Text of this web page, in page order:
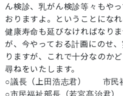
ん検診、乳がん検診等々もや
おりますよ。ということにな
健康寿命も延びなければなり
が、今やっておる計画にのせ
りますが、これで十分なのか
尋ねをいたします。
○議長（上田浩志君） 市民福